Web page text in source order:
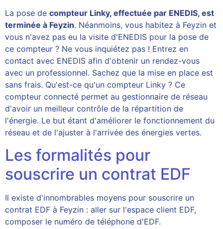
La pose de compteur Linky, effectuée par ENEDIS, est
terminée à Feyzin. Néanmoins, vous habitez à Feyzin et
vous n'avez pas eu la visite d'ENEDIS pour la pose de
ce compteur ? Ne vous inquiétez pas ! Entrez en
contact avec ENEDIS afin d'obtenir un rendez-vous
avec un professionnel. Sachez que la mise en place est
sans frais. Qu'est-ce qu'un compteur Linky ? Ce
compteur connecté permet au gestionnaire de réseau
d'avoir un meilleur contrôle de la répartition de
l'énergie. Le but étant d'améliorer le fonctionnement du
réseau et de l'ajuster à l'arrivée des énergies vertes.
Les formalités pour
souscrire un contrat EDF
Il existe d'innombrables moyens pour souscrire un
contrat EDF à Feyzin : aller sur l'espace client EDF,
composer le numéro de téléphone d'EDF.